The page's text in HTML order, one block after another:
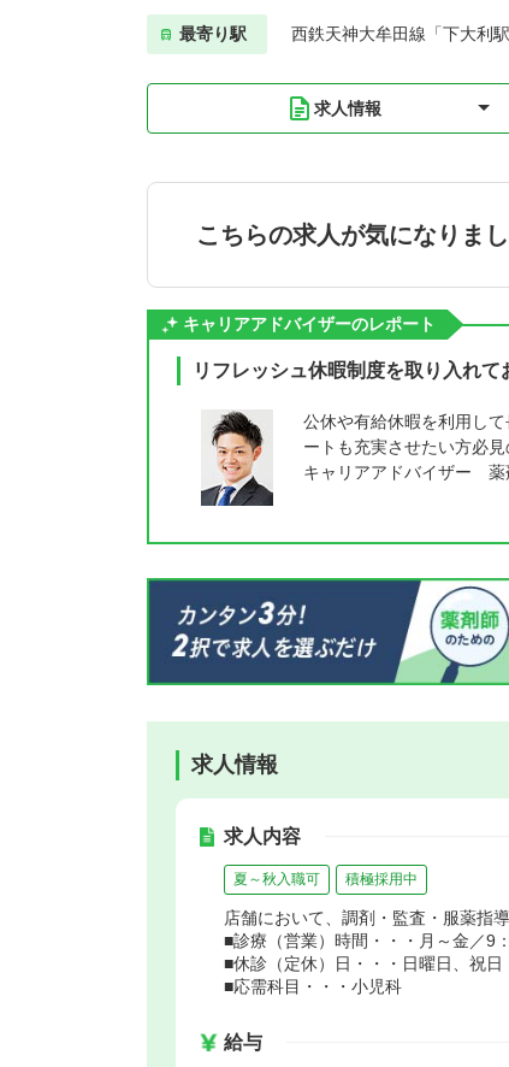
最寄り駅 西鉄天神大牟田線「下大利
求人情報
こちらの求人が気になりま
キャリアアドバイザーのレポート
リフレッシュ休暇制度を取り入れて
公休や有給休暇を利用し
ートも充実させたい方必見
キャリアアドバイザー 薬
求人情報
求人内容
夏～秋入職可 積極採用中
店舗において、調剤・監査・服薬指
■診療（営業）時間・・・月～金／9
■休診（定休）日・・・日曜日、祝日
■応需科目・・・小児科
給与